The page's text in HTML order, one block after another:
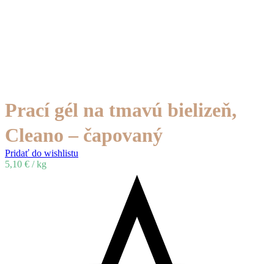
Prací gél na tmavú bielizeň,
Cleano – čapovaný
Pridať do wishlistu
5,10 € / kg